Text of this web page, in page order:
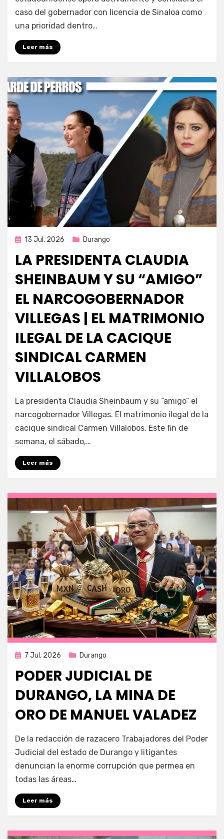
caso del gobernador con licencia de Sinaloa como
una prioridad dentro…
Leer más
Publicada
13 Jul, 2026 Durango
LA PRESIDENTA CLAUDIA
SHEINBAUM Y SU “AMIGO”
EL NARCOGOBERNADOR
VILLEGAS | EL MATRIMONIO
ILEGAL DE LA CACIQUE
SINDICAL CARMEN
VILLALOBOS
Fernando Miranda Servín
La presidenta Claudia Sheinbaum y su “amigo” el
narcogobernador Villegas. El matrimonio ilegal de la
cacique sindical Carmen Villalobos. Este fin de
semana, el sábado,…
Leer más
Publicada
7 Jul, 2026 Durango
PODER JUDICIAL DE
DURANGO, LA MINA DE
ORO DE MANUEL VALADEZ
por Fernando Miranda Servín
De la redacción de razacero Trabajadores del Poder
Judicial del estado de Durango y litigantes
denuncian la enorme corrupción que permea en
todas las áreas…
Leer más